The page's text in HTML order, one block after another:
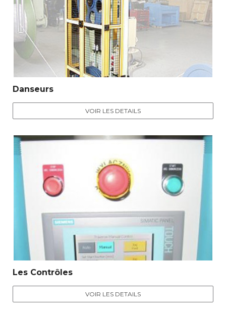
Danseurs
VOIR LES DETAILS
Les Contrôles
VOIR LES DETAILS